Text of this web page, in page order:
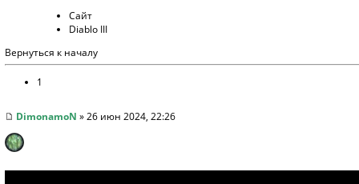
Сайт
Diablo III
Вернуться к началу
1
DimonamoN » 26 июн 2024, 22:26